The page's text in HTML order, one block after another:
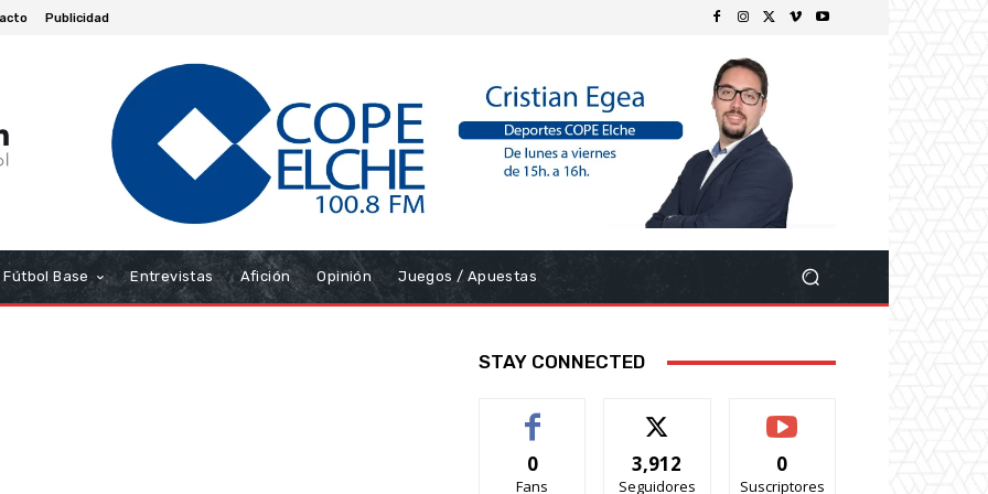
Publicidad
Fútbol Base Entrevistas Afición Opinión Juegos / Apuestas
STAY CONNECTED
0
Fans
3,912
Seguidores
0
Suscriptores